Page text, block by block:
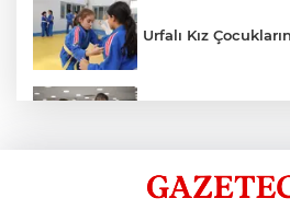
Urfalı Kız